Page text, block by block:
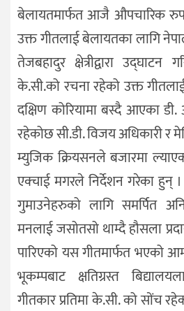
बेलायतमार्फत आजै औपचारिक
उक्त गीतलाई बेलायतका लागि
तेजबहादुर क्षेत्रीद्वारा उद्घाटन
के.सी.को रचना रहेको उक्त
दक्षिण कोरियामा बस्दै आएका
रहेकोछ सी.डी. विजय अधिकारी र
म्युजिक क्रियसनले बजारमा
एक्चाई मगरले निर्देशन गरेका हुन्
गुमाउनेहरुको लागि समर्पित
मनलाई जसोतसो थाम्दै हौसला
पारिएको यस गीतमार्फत भएको
भूकम्पबाट क्षतिग्रस्त
गीतकार प्रतिमा के.सी. को सोंच